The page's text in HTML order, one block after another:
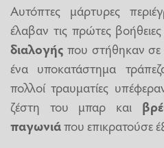
Αυτόπτες μάρτυρες
έλαβαν τις πρώτες
διαλογής που στήθηκαν σε
ένα υποκατάστημα
πολλοί τραυματίες
ζέστη του μπαρ και
παγωνιάπου επικρατούσε